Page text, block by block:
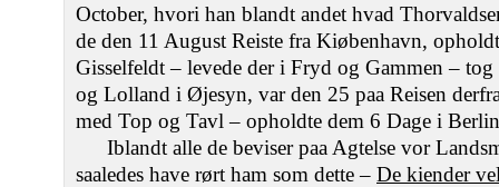
October, hvori han blandt andet hvad
de den 11 August Reiste fra Kiøbenhavn,
Gisselfeldt – levede der i Fryd og Gammen –
og Lolland i Øjesyn, var den 25 paa Reisen
med Top og Tavl – opholdte dem 6 Dage i
Iblandt alle de beviser paa Agtelse vor
saaledes have rørt ham som dette – De kiender